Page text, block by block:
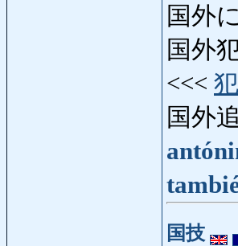
国外
国外
<<< 犯
国外
国技